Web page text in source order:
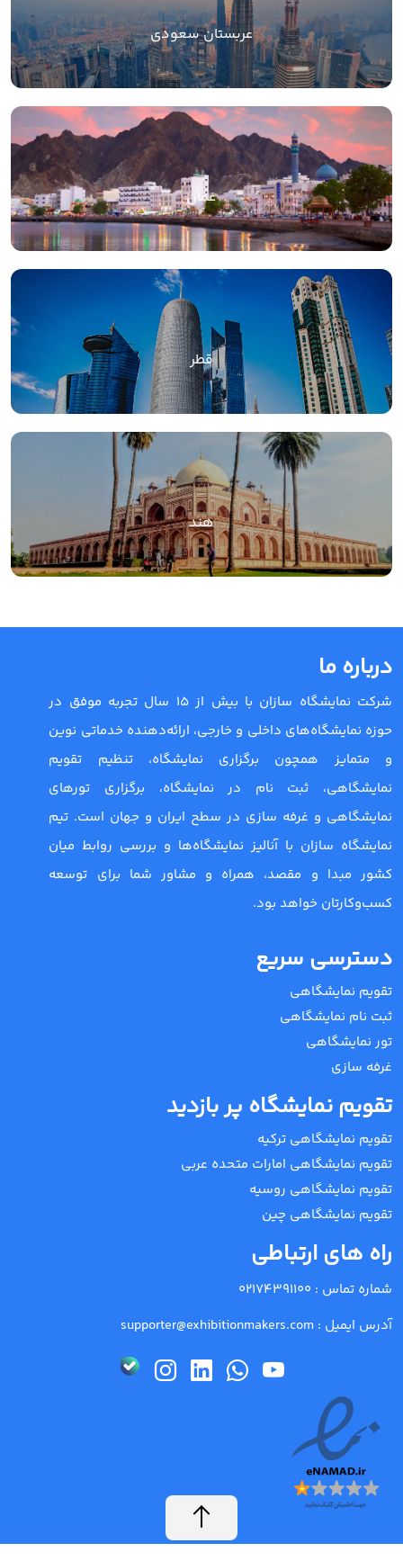
عربستان سعودی
عمان
قطر
هند
درباره ما
شرکت نمایشگاه سازان با بیش از 15 سال تجربه موفق در
حوزه نمایشگاه‌های داخلی و خارجی، ارائه‌دهنده خدماتی نوین
و متمایز همچون برگزاری نمایشگاه، تنظیم تقویم
نمایشگاهی، ثبت نام در نمایشگاه، برگزاری تورهای
نمایشگاهی و غرفه سازی در سطح ایران و جهان است. تیم
نمایشگاه سازان با آنالیز نمایشگاه‌ها و بررسی روابط میان
کشور مبدا و مقصد، همراه و مشاور شما برای توسعه
کسب‌وکارتان خواهد بود.
دسترسی سریع
تقویم نمایشگاهی
ثبت نام نمایشگاهی
تور نمایشگاهی
غرفه سازی
تقویم نمایشگاه پر بازدید
تقویم نمایشگاهی ترکیه
تقویم نمایشگاهی امارات متحده عربی
تقویم نمایشگاهی روسیه
تقویم نمایشگاهی چین
راه های ارتباطی
شماره تماس : 02174391100
آدرس ایمیل : supporter@exhibitionmakers.com